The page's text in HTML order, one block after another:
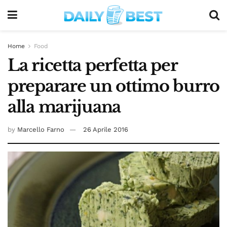
Home Food
La ricetta perfetta per
preparare un ottimo burro
alla marijuana
by Marcello Farno 26 Aprile 2016